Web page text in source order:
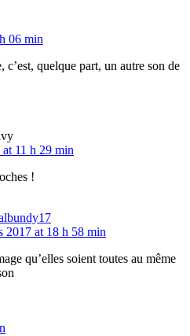
06 min
c’est, quelque part, un autre son de
11 h 29 min
!
2017 at 18 h 58 min
qu’elles soient toutes au même